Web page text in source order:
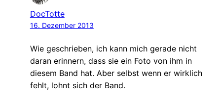
DocTotte
16. Dezember 2013
Wie geschrieben, ich kann mich gerade nicht
daran erinnern, dass sie ein Foto von ihm in
diesem Band hat. Aber selbst wenn er wirklich
fehlt, lohnt sich der Band.